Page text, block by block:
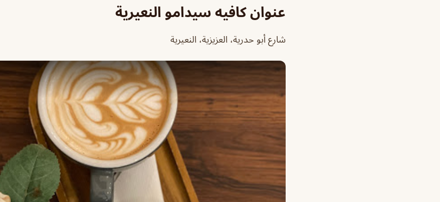
عنوان كافيه سيدامو النعيرية
شارع أبو حدرية، العزيزية، النعيرية